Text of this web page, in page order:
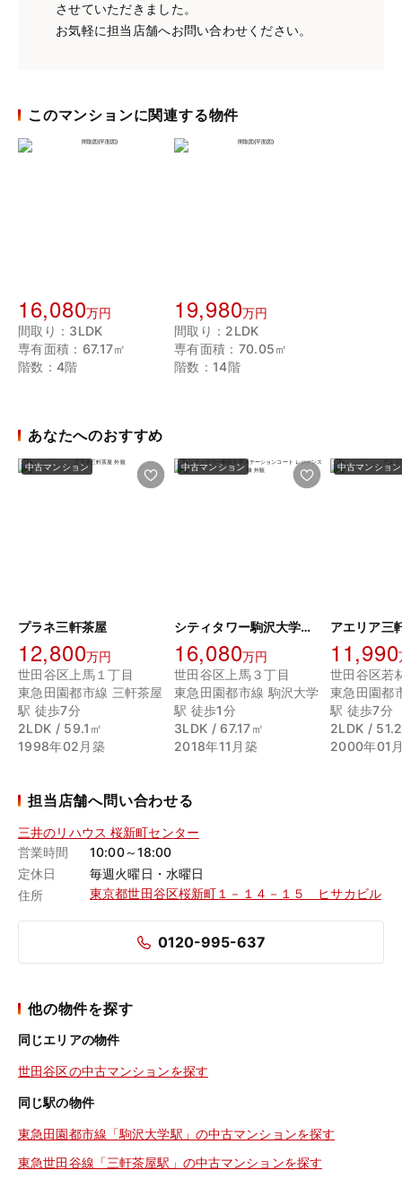
させていただきました。
お気軽に担当店舗へお問い合わせください。
このマンションに関連する物件
16,080万円
間取り：3LDK
専有面積：67.17㎡
階数：4階
19,980万円
間取り：2LDK
専有面積：70.05㎡
階数：14階
あなたへのおすすめ
中古マンション
プラネ三軒茶屋
12,800万円
世田谷区上馬１丁目
東急田園都市線 三軒茶屋
駅 徒歩7分
2LDK / 59.1㎡
1998年02月築
中古マンション
シティタワー駒沢大学ステーションコート レジデンス棟
16,080万円
世田谷区上馬３丁目
東急田園都市線 駒沢大学
駅 徒歩1分
3LDK / 67.17㎡
2018年11月築
中古マンション
アエリア三
11,990
世田谷区若
東急田園都
駅 徒歩7分
2LDK /
2000年01
担当店舗へ問い合わせる
三井のリハウス 桜新町センター
営業時間
10:00～18:00
定休日
毎週火曜日・水曜日
住所
東京都世田谷区桜新町１－１４－１５ ヒサカビル
0120-995-637
他の物件を探す
同じエリアの物件
世田谷区の中古マンションを探す
同じ駅の物件
東急田園都市線「駒沢大学駅」の中古マンションを探す
東急世田谷線「三軒茶屋駅」の中古マンションを探す